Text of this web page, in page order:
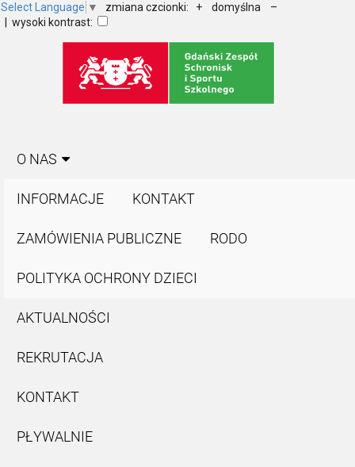
Select Language ▼ zmiana czcionki: + domyślna
–
| wysoki kontrast:
O NAS
INFORMACJE KONTAKT
ZAMÓWIENIA PUBLICZNE RODO
POLITYKA OCHRONY DZIECI
AKTUALNOŚCI
REKRUTACJA
KONTAKT
PŁYWALNIE